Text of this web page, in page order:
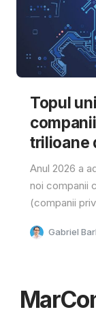
Topul
trilioane
Anul 2026 a
noi companii
(companii
Gabriel